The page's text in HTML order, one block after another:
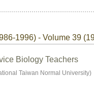
1996) - Volume 39
Biology Teachers
Taiwan Normal University)